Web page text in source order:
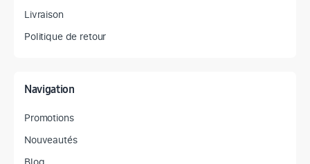
Livraison
Politique de retour
Navigation
Promotions
Nouveautés